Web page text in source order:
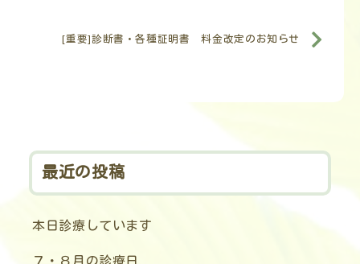
[重要]診断書・各種証明書 料金改定のお知らせ
最近の投稿
本日診療しています